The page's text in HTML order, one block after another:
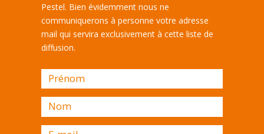
Pestel. Bien évidemment nous ne
communiquerons à personne votre adresse
mail qui servira exclusivement à cette liste de
diffusion.